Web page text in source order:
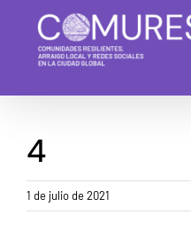
contenido
4
1 de julio de 2021